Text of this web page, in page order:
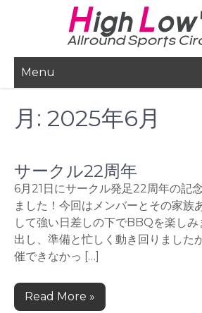
Menu
月: 2025年6月
サークル22周年
6月21日にサークル発足22周年の記
ました！今回はメンバーとその家族
して強い日差しの下でBBQを楽し
出し、準備と忙しく動き回りました
催できなかっ […]
Read More »